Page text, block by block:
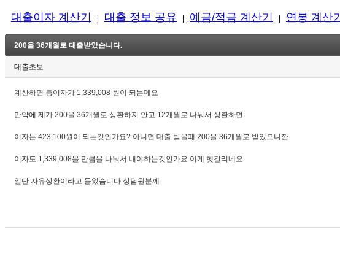
대출이자 계산기 대출 정보 공유 예금/적금 계산기 연봉 계산기
200을 36개월로 대출받았습니다.
대출초보
계산하면 총이자가 1,339,008 원이 되는데요
만약에 제가 200을 36개월로 상환하지 안고 12개월로 나눠서 상환하면
이자는 423,100원이 되는것인가요? 아니면 대출 받을때 200을 36개월로 받았으니깐
이자도 1,339,008을 만큼을 나눠서 내야하는것인가요 이게 헷갈리네요
일단 자유상환이라고 들었슴니다 상담원분께